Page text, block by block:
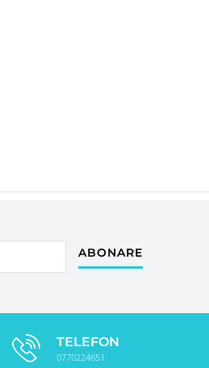
ABONARE
TELEFON
0770224651